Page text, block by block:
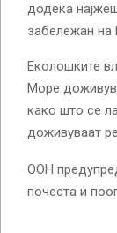
додека
забележан на
Еколошките
Море
како што се
доживуваат
ООН
почеста и